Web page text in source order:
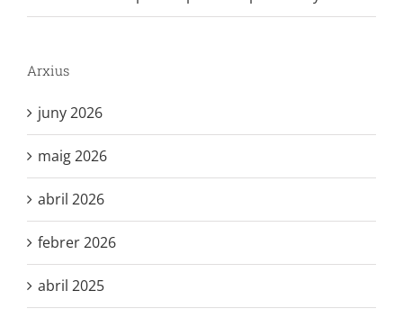
Arxius
juny 2026
maig 2026
abril 2026
febrer 2026
abril 2025